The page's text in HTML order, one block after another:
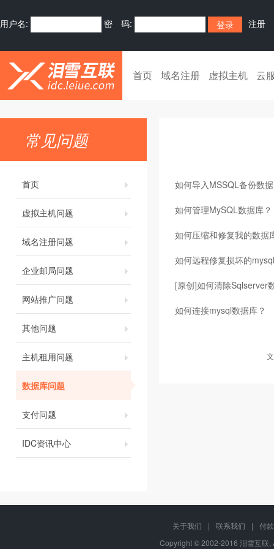
用户名: 密 码: 注册
首页 域名注册 虚拟主机 云
常见问题
首页
虚拟主机问题
域名注册问题
企业邮局问题
网站推广问题
其他问题
主机租用问题
数据库问题
支付问题
IDC资讯中心
如何导入MSSQL备份数
如何管理MySQL数据库？
如何压缩和修复我的数据
如何远程修复损坏的
[原创]如何清除Sqlserver
如何连接mysql数据库？
关于我们 | 联系我们 |
付
Copyright © 2002-2016 泪雪互